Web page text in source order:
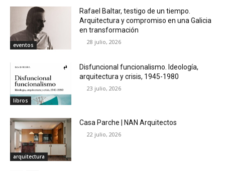
eventos
Rafael Baltar, testigo de un tiempo.
Arquitectura y compromiso en una Galicia
en transformación
28 julio, 2026
libros
Disfuncional funcionalismo. Ideología,
arquitectura y crisis, 1945-1980
23 julio, 2026
arquitectura
Casa Parche | NAN Arquitectos
22 julio, 2026